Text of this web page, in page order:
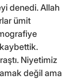
denedi. Allah
ümit
Niyetimiz
değil ama